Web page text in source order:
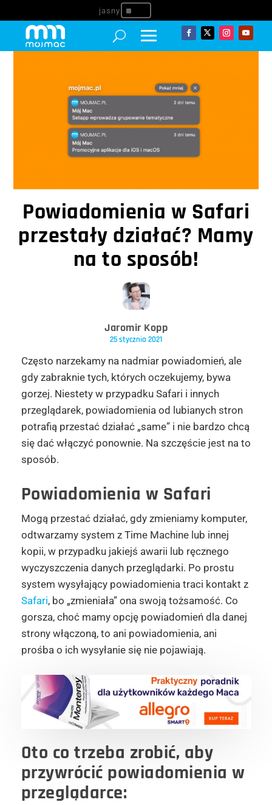
^
Powiadomienia w Safari
przestały działać? Mamy
na to sposób!
Jaromir Kopp
25 stycznia 2021
Często narzekamy na nadmiar powiadomień, ale
gdy zabraknie tych, których oczekujemy, bywa
gorzej. Niestety w przypadku Safari i innych
przeglądarek, powiadomienia od lubianych stron
potrafią przestać działać „same” i nie bardzo chcą
się dać włączyć ponownie. Na szczęście jest na to
sposób.
Powiadomienia w Safari
Mogą przestać działać, gdy zmieniamy komputer,
odtwarzamy system z Time Machine lub innej
kopii, w przypadku jakiejś awarii lub ręcznego
wyczyszczenia danych przeglądarki. Po prostu
system wysyłający powiadomienia traci kontakt z
Safari, bo „zmieniała” ona swoją tożsamość. Co
gorsza, choć mamy opcję powiadomień dla danej
strony włączoną, to ani powiadomienia, ani
prośba o ich wysyłanie się nie pojawiają.
Oto co trzeba zrobić, aby
przywrócić powiadomienia w
przeglądarce: